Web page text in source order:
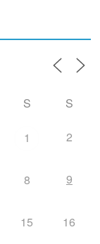
S S
1 2
8 9
15 16